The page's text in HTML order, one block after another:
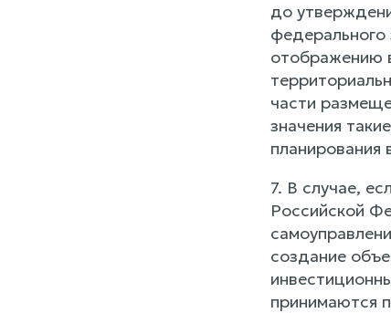
до
федерального
отображению
части
значения
планирования
7. В случае,
Российской
создание
принимаются